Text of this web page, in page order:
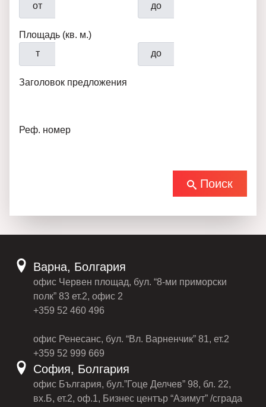
от
до
Площадь (кв. м.)
т
до
Заголовок предложения
Реф. номер
Поиск
Варна, Болгария
офис Червен площад, бул. “8-ми приморски
полк” 83 ет.2, офис 2
+359 52 460 496
офис Ренесанс, бул. “Вл. Варненчик” 81, ет.2
+359 52 999 669
София, Болгария
офис България, бул.”Гоце Делчев” 98, бл. 22,
вх.Б, ет.2, оф.1, Бизнес център “Азимут” /сграда